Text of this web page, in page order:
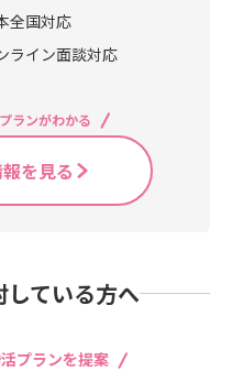
全国対応
ライン面談対応
ランがわかる
を見る
ている方へ
プランを提案